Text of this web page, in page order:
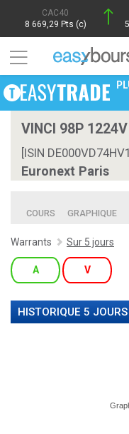
CAC40
8 669,29 Pts (c)
VINCI 98P
[ISIN
Euronext Paris
COURS GRAPHIQUE
Warrants Sur 5 jours
A V
HISTORIQUE 5 JOURS